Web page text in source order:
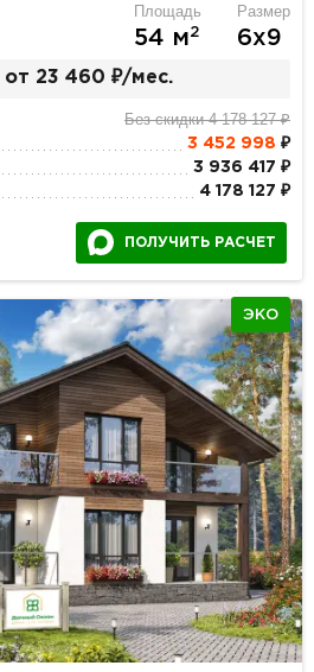
Площадь
54 м2
Размер
6х9
от 23 460 ₽/мес.
Без скидки 4 178 127 ₽
3 452 998 ₽
3 936 417 ₽
4 178 127 ₽
ПОЛУЧИТЬ РАСЧЕТ
ЭКО